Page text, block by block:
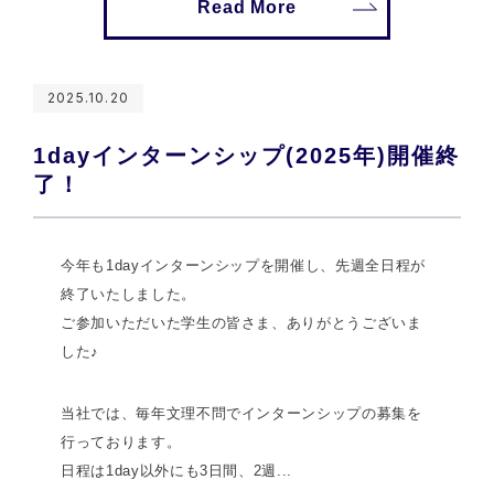
Read More
2025.10.20
1dayインターンシップ(2025年)開催終
了！
今年も1dayインターンシップを開催し、先週全日程が
終了いたしました。
ご参加いただいた学生の皆さま、ありがとうございま
した♪
当社では、毎年文理不問でインターンシップの募集を
行っております。
日程は1day以外にも3日間、2週...